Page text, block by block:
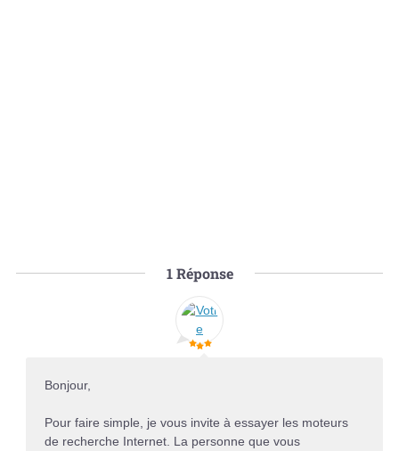
1Réponse
Bonjour,
Pour faire simple, je vous invite à essayer les moteurs
de recherche Internet. La personne que vous